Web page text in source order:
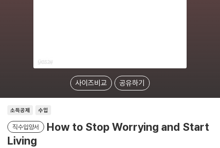
사이즈비교 공유하기
소득공제 수입
직수입양서
How to Stop Worrying and Start
Living